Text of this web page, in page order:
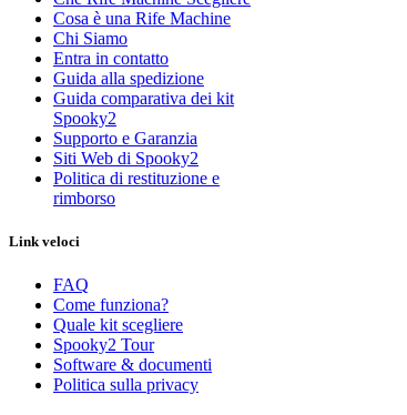
Cosa è una Rife Machine
Chi Siamo
Entra in contatto
Guida alla spedizione
Guida comparativa dei kit
Spooky2
Supporto e Garanzia
Siti Web di Spooky2
Politica di restituzione e
rimborso
Link veloci
FAQ
Come funziona?
Quale kit scegliere
Spooky2 Tour
Software & documenti
Politica sulla privacy